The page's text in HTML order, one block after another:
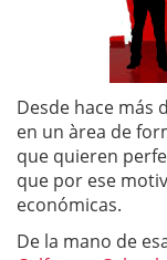
Desde hace más
en un àrea de
que quieren
que por ese
económicas.
De la mano de